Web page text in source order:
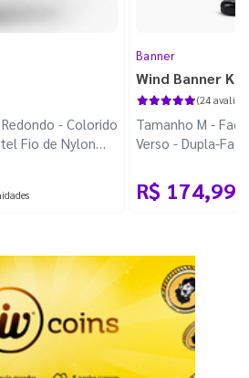
- Colorido
Fio de Nylon
Banner
Wind Banner
(24
Tamanho M -
Verso - Dupla-
R$ 174,99